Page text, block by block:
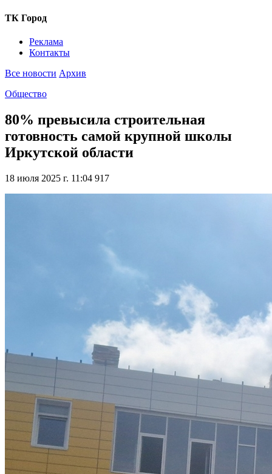
ТК Город
Реклама
Контакты
Все новости Архив
Общество
80% превысила строительная
готовность самой крупной школы
Иркутской области
18 июля 2025 г. 11:04 917